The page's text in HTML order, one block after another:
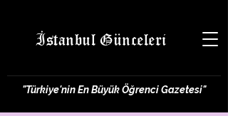
İstanbul Günceleri
"Türkiye'nin En Büyük Öğrenci Gazetesi"